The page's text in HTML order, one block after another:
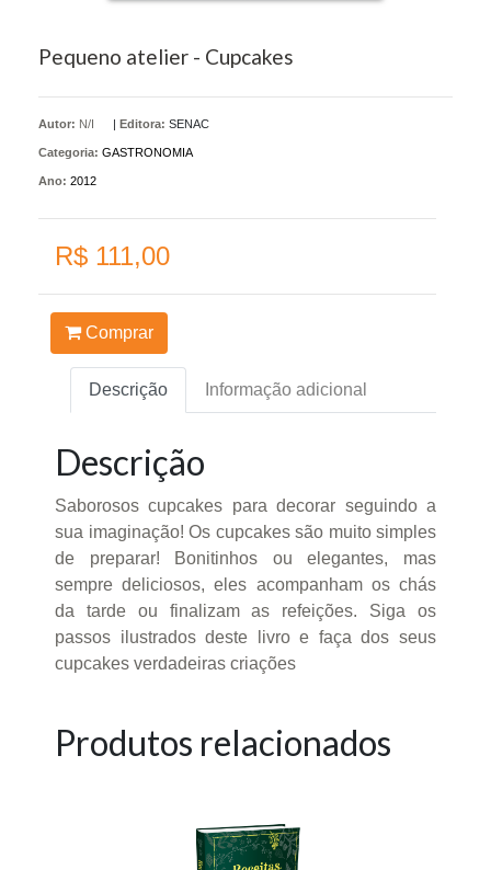
Pequeno atelier - Cupcakes
Autor: N/I Editora: SENAC
Categoria: GASTRONOMIA
Ano: 2012
R$ 111,00
Comprar
Descrição Informação adicional
Descrição
Saborosos cupcakes para decorar seguindo a
sua imaginação! Os cupcakes são muito simples
de preparar! Bonitinhos ou elegantes, mas
sempre deliciosos, eles acompanham os chás
da tarde ou finalizam as refeições. Siga os
passos ilustrados deste livro e faça dos seus
cupcakes verdadeiras criações
Produtos relacionados